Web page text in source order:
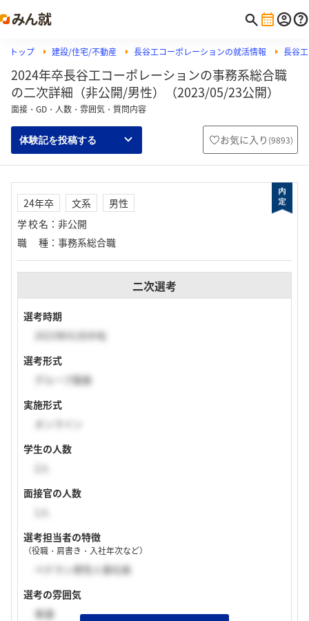
トップ 建設/住宅/不動産 長谷工コーポレーションの就活情報 長谷
2024年卒長谷工コーポレーションの事務系総合職
の二次詳細（非公開/男性）（2023/05/23公開）
面接・GD・人数・雰囲気・質問内容
体験記を投稿する お気に入り (9893)
24年卒 文系
男性
学校名 ： 非公開
職種 ： 事務系総合職
二次選考
選考時期
2023年01月中旬
選考形式
グループ面接
実施形式
オンライン
学生の人数
面接官の人数
選考担当者の特徴
（役職・肩書き・入社年次など）
ベテラン男性人事社員
選考の雰囲気
普通